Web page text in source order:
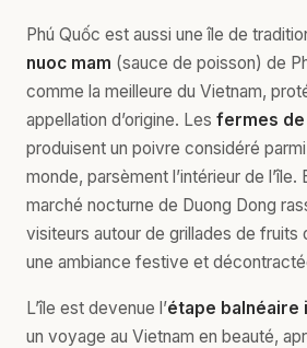
Phú Quốc est aussi une île de
nuoc mam (sauce de poisson) de
comme la meilleure du Vietnam,
appellation d’origine. Les fermes
produisent un poivre considéré
monde, parsèment l’intérieur de l’île.
marché nocturne de Duong Dong
visiteurs autour de grillades de fruits
une ambiance festive et
L’île est devenue l’étape balnéaire
un voyage au Vietnam en beauté,